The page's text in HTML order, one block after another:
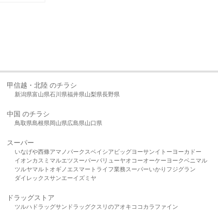
甲信越・北陸 のチラシ
新潟県富山県石川県福井県山梨県長野県
中国 のチラシ
鳥取県島根県岡山県広島県山口県
スーパー
いなげや西條アマノパークスベイシア ビッグヨーサンイトーヨーカドー
イオンカスミ マルエツスーパーバリューヤオコーオーケー ヨークベニマル
ツルヤマルト オギノ エスマート ライフ業務スーパーいかり フジグラン
ダイレックスサンエーイズミヤ
ドラッグストア
ツルハドラッグサンドラッグクスリのアオキ ココカラファイン